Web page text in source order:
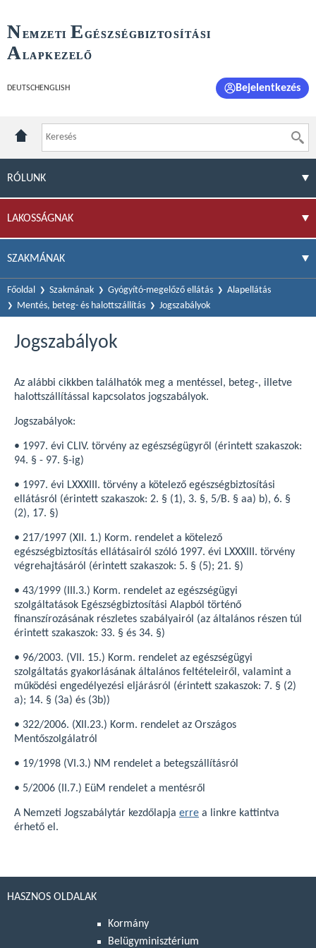
NEMZETI E GÉSZSÉGBIZTOSÍTÁSI
ALAPKEZELŐ
DEUTSCH ENGLISH Bejelentkezés
RÓLUNK
LAKOSSÁGNAK
SZAKMÁNAK
Főoldal Szakmának Gyógyító-megelőző ellátás
Alapellátás
Mentés, beteg- és halottszállítás
Jogszabályok
Jogszabályok
Az alábbi cikkben találhatók meg a mentéssel, beteg-, illetve
halottszállítással kapcsolatos jogszabályok.
Jogszabályok:
• 1997. évi CLIV. törvény az egészségügyről (érintett szakaszok:
94. § - 97. §-ig)
• 1997. évi LXXXIII. törvény a kötelező egészségbiztosítási
ellátásról (érintett szakaszok: 2. § (1), 3. §, 5/B. § aa) b), 6. §
(2), 17. §)
• 217/1997 (XII. 1.) Korm. rendelet a kötelező
egészségbiztosítás ellátásairól szóló 1997. évi LXXXIII. törvény
végrehajtásáról (érintett szakaszok: 5. § (5); 21. §)
• 43/1999 (III.3.) Korm. rendelet az egészségügyi
szolgáltatások Egészségbiztosítási Alapból történő
finanszírozásának részletes szabályairól (az általános részen túl
érintett szakaszok: 33. § és 34. §)
• 96/2003. (VII. 15.) Korm. rendelet az egészségügyi
szolgáltatás gyakorlásának általános feltételeiről, valamint a
működési engedélyezési eljárásról (érintett szakaszok: 7. § (2)
a); 14. § (3a) és (3b))
• 322/2006. (XII.23.) Korm. rendelet az Országos
Mentőszolgálatról
• 19/1998 (VI.3.) NM rendelet a betegszállításról
• 5/2006 (II.7.) EüM rendelet a mentésről
A Nemzeti Jogszabálytár kezdőlapja erre a linkre kattintva
érhető el.
HASZNOS OLDALAK
Kormány
Belügyminisztérium